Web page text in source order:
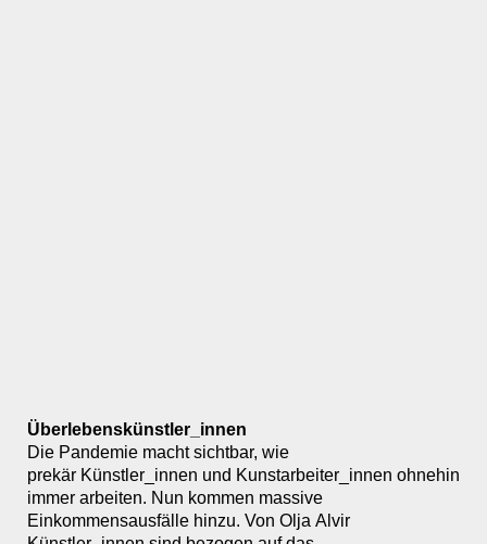
Überlebenskünstler_innen
Die Pandemie macht sichtbar, wie
prekär Künstler_innen und Kunstarbeiter_innen ohnehin
immer arbeiten. Nun kommen massive
Einkommensausfälle hinzu. Von Olja Alvir